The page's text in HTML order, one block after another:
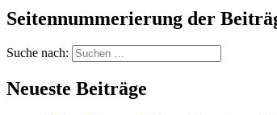
Seitennummerierung der
Suche nach:
Neueste Beiträge